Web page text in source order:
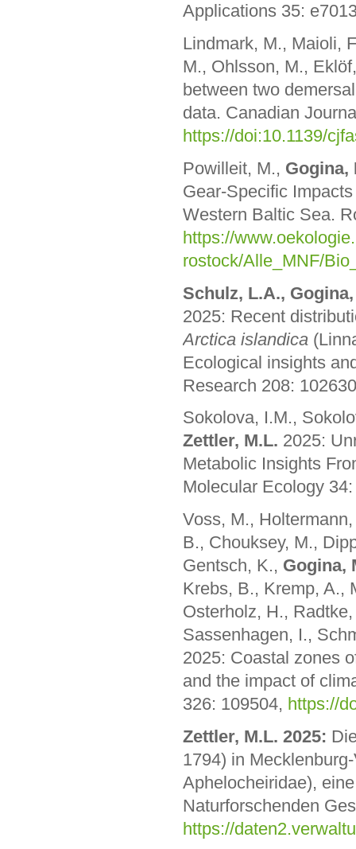
Applications 35:
Lindmark, M., Maioli,
M., Ohlsson, M.,
between two
data. Canadian
https://doi:10.1139/
Powilleit, M., Gogina,
Gear-Specific
Western Baltic Sea.
https://
rostock/Alle_MNF/
Schulz, L.A.,
2025: Recent
Arctica islandica
Ecological insights
Research 208:
Sokolova, I.M.,
Zettler, M.L. 2025:
Metabolic Insights
Molecular Ecology
Voss, M.,
B., Chouksey, M.,
Gentsch, K., Gogina,
Krebs, B., Kremp, A.,
Osterholz, H.,
Sassenhagen, I.,
2025: Coastal zones
and the impact of
326: 109504, https://
Zettler, M.L. 2025:
1794) in
Aphelocheiridae),
Naturforschenden
https://